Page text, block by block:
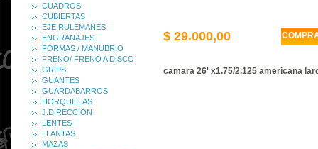
CUADROS
CUBIERTAS
EJE RULEMANES
ENGRANAJES
FORMAS / MANUBRIO
FRENO/ FRENO A DISCO
GRIPS
GUANTES
GUARDABARROS
HORQUILLAS
J.DIRECCION
LENTES
LLANTAS
MAZAS
$ 29.000,00
camara 26' x1.75/2.125 americana